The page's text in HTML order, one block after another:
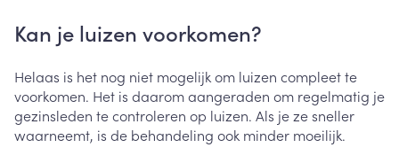
Kan je luizen voorkomen?
Helaas is het nog niet mogelijk om luizen compleet te
voorkomen. Het is daarom aangeraden om regelmatig je
gezinsleden te controleren op luizen. Als je ze sneller
waarneemt, is de behandeling ook minder moeilijk.